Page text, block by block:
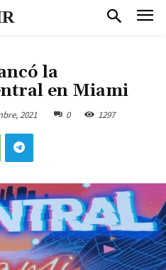
la
en Miami
2021 0 1297